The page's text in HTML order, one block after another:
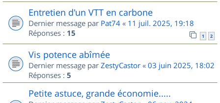
Entretien d'un VTT en carbone
Dernier message par Pat74 « 11 juil. 2025, 19:18
Réponses : 15 1 2
Vis potence abîmée
Dernier message par ZestyCastor « 03 juin 2025, 18:02
Réponses : 5
Petite astuce, grande économie.....